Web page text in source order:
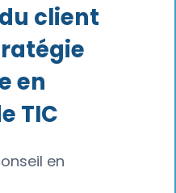
client
en
TIC
en